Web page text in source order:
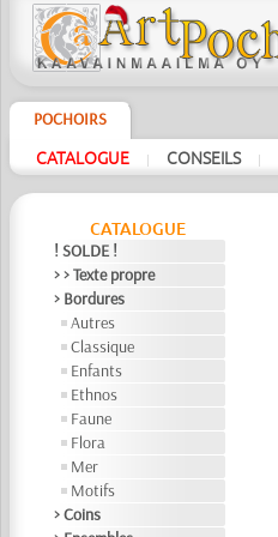
POCHOIRS
CATALOGUE | CONSEILS |
CATALOGUE
! SOLDE !
> > Texte propre
> Bordures
Autres
Classique
Enfants
Ethnos
Faune
Flora
Mer
Motifs
> Coins